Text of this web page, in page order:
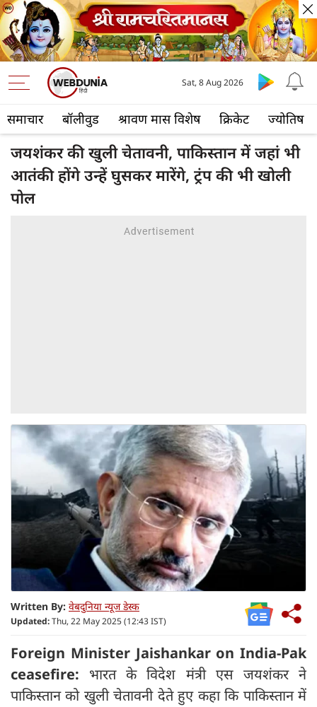
समाचार बॉलीवुड श्रावण मास विशेष क्रिकेट ज्योतिष
Sat, 8 Aug 2026
जयशंकर की खुली चेतावनी, पाकिस्तान में जहां भी
आतंकी होंगे उन्हें घुसकर मारेंगे, ट्रंप की भी खोली
पोल
Written By: वेबदुनिया न्यूज डेस्क
Updated:Thu, 22 May 2025 (12:43 IST)
Foreign Minister Jaishankar on India-Pak
ceasefire: भारत के विदेश मंत्री एस जयशंकर ने
पाकिस्तान को खुली चेतावनी देते हुए कहा कि पाकिस्तान में